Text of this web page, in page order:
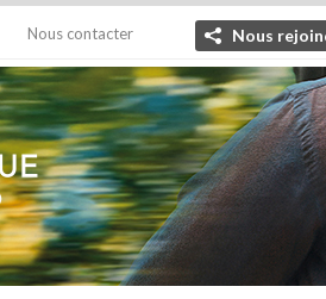
Nous contacter Nous